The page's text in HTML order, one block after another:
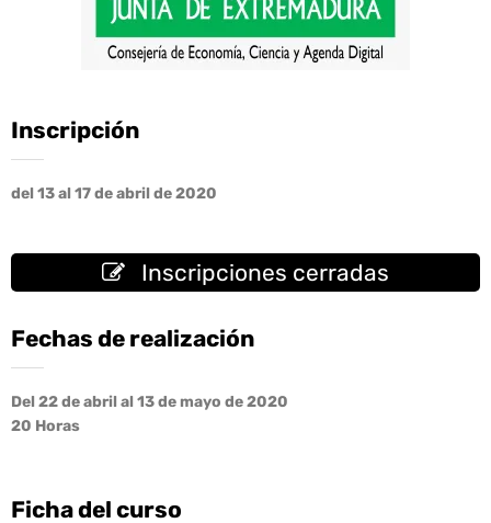
Inscripción
del 13 al 17 de abril de 2020
Inscripciones cerradas
Fechas de realización
Del 22 de abril al 13 de mayo de 2020
20 Horas
Ficha del curso